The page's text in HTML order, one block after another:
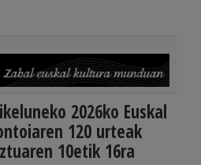
2026ko Euskal
120 urteak
10etik 16ra